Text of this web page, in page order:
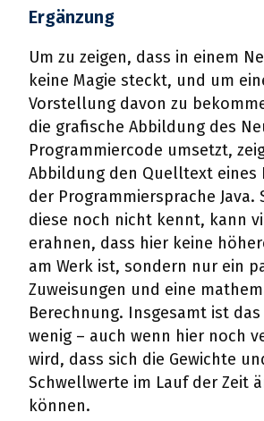
Ergänzung
Um zu zeigen, dass in einem
keine Magie steckt, und um
Vorstellung davon zu
die grafische Abbildung des
Programmiercode umsetzt,
Abbildung den Quelltext eines
der Programmiersprache Java.
diese noch nicht kennt, kann
erahnen, dass hier keine
am Werk ist, sondern nur ein
Zuweisungen und eine
Berechnung. Insgesamt ist
wenig – auch wenn hier noch
wird, dass sich die Gewichte
Schwellwerte im Lauf der Zeit
können.